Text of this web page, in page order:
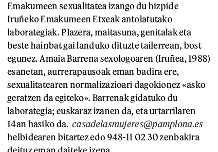
Emakumeen sexualitatea izango du hizpide
Iruñeko Emakumeen Etxeak antolatutako
laborategiak. Plazera, maitasuna, genitalak eta
beste hainbat gai landuko dituzte tailerrean, bost
egunez. Amaia Barrena sexologoaren (Iruñea, 1988)
esanetan, aurrerapausoak eman badira ere,
sexualitatearen normalizazioari dagokionez «asko
geratzen da egiteko». Barrenak gidatuko du
laborategia; euskaraz izanen da, eta urtarrilaren
14an hasiko da.casadelasmujeres@pamplona.es
helbidearen bitartez edo 948-11 02 30 zenbakira